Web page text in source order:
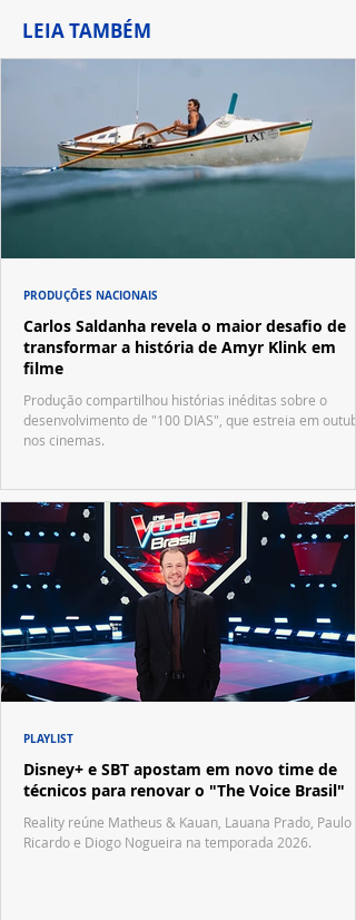
LEIA TAMBÉM
Carlos Saldanha revela o maior desafio de
transformar a história de Amyr Klink em
filme
Produção compartilhou histórias inéditas sobre o
desenvolvimento de "100 DIAS", que estreia em
nos cinemas.
PRODUÇÕES NACIONAIS
Disney+ e SBT apostam em novo time de
técnicos para renovar o "The Voice Brasil"
Reality reúne Matheus & Kauan, Lauana Prado, Paulo
Ricardo e Diogo Nogueira na temporada 2026.
PLAYLIST